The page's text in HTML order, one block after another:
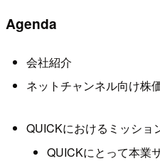
Agenda
会社紹介
ネットチャンネル向け株
QUICKにおけるミッショ
QUICKにとって本業